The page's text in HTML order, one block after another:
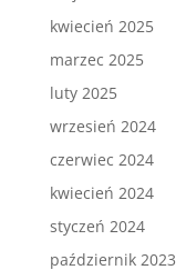
kwiecień 2025
marzec 2025
luty 2025
wrzesień 2024
czerwiec 2024
kwiecień 2024
styczeń 2024
październik 2023